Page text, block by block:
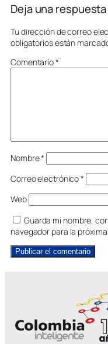
Deja una respuesta
Tu dirección de correo
obligatorios están
Comentario*
Nombre*
Correo electrónico*
Web
Guarda mi nombre,
navegador para la